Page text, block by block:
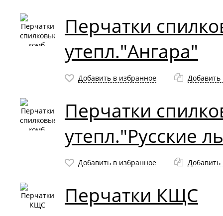
Перчатки
утепл."Ангара"
Добавить в избранное Добавить
Перчатки
утепл."Русские
Добавить в избранное Добавить
Перчатки КЩС